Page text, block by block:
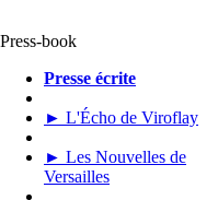
Press-book
Presse écrite
► L'Écho de Viroflay
► Les Nouvelles de
Versailles